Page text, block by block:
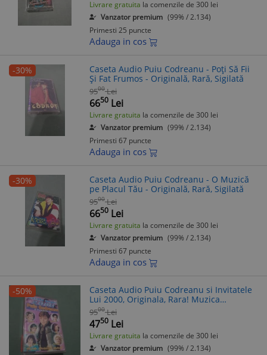
Livrare gratuita la comenzile de 300 lei
Vanzator premium (99% / 2.134)
Primesti 25 puncte
Adauga in cos
-30%
Caseta Audio Puiu Codreanu - Poți Să Fii
Și Fat Frumos - Originală, Rară, Sigilată
9500 Lei
6650 Lei
Livrare gratuita la comenzile de 300 lei
Vanzator premium (99% / 2.134)
Primesti 67 puncte
Adauga in cos
-30%
Caseta Audio Puiu Codreanu - O Muzică
pe Placul Tău - Originală, Rară, Sigilată
9500 Lei
6650 Lei
Livrare gratuita la comenzile de 300 lei
Vanzator premium (99% / 2.134)
Primesti 67 puncte
Adauga in cos
-50%
Caseta Audio Puiu Codreanu si Invitatele
Lui 2000, Originala, Rara! Muzica
Populara, Stare Foarte Buna
9500 Lei
4750 Lei
Livrare gratuita la comenzile de 300 lei
Vanzator premium (99% / 2.134)